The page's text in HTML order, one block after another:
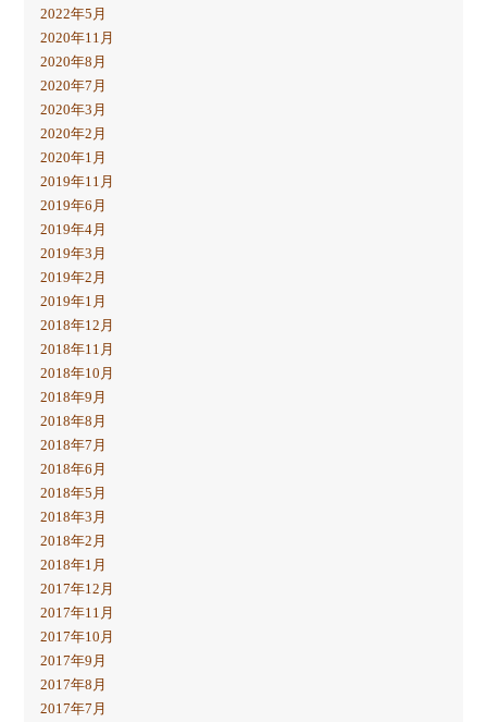
2022年5月
2020年11月
2020年8月
2020年7月
2020年3月
2020年2月
2020年1月
2019年11月
2019年6月
2019年4月
2019年3月
2019年2月
2019年1月
2018年12月
2018年11月
2018年10月
2018年9月
2018年8月
2018年7月
2018年6月
2018年5月
2018年3月
2018年2月
2018年1月
2017年12月
2017年11月
2017年10月
2017年9月
2017年8月
2017年7月